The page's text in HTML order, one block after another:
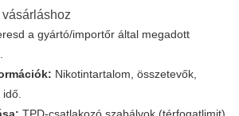
a gyártó/importőr által megadott
Nikotintartalom, összetevők,
idő.